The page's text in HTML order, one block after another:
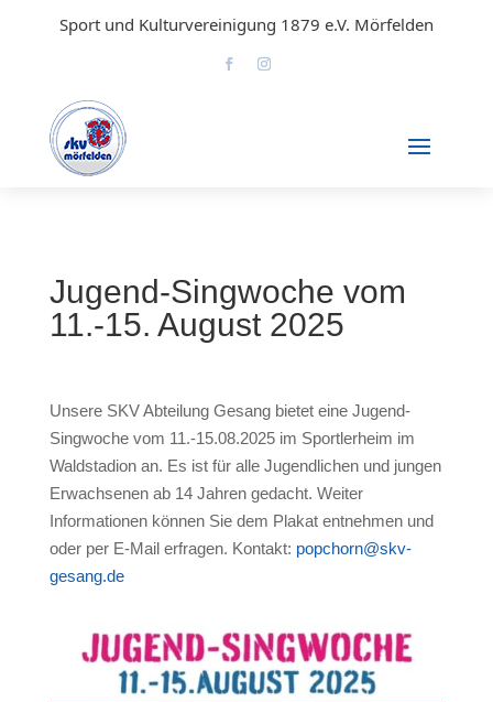
Sport und Kulturvereinigung 1879 e.V. Mörfelden
Jugend-Singwoche vom
11.-15. August 2025
Unsere SKV Abteilung Gesang bietet eine Jugend-
Singwoche vom 11.-15.08.2025 im Sportlerheim im
Waldstadion an. Es ist für alle Jugendlichen und jungen
Erwachsenen ab 14 Jahren gedacht. Weiter
Informationen können Sie dem Plakat entnehmen und
oder per E-Mail erfragen. Kontakt: popchorn@skv-
gesang.de